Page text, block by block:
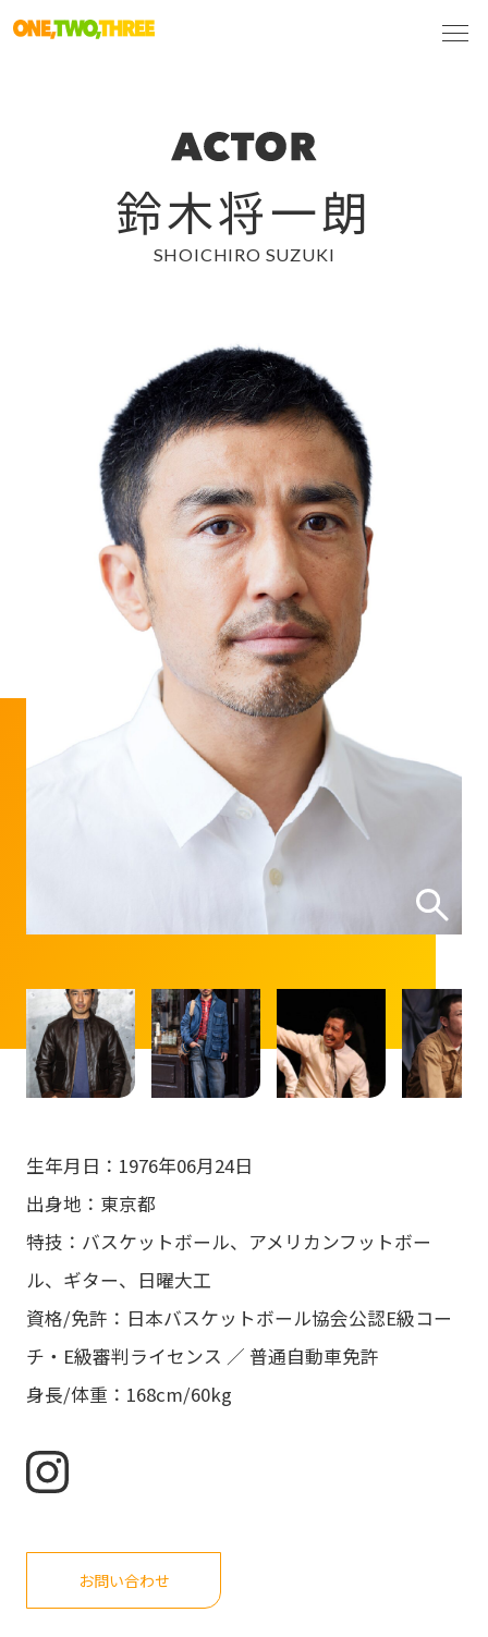
鈴木将一朗
SHOICHIRO SUZUKI
生年月日：1976年06月24日
出身地：東京都
特技：バスケットボール、アメリカンフットボー
ル、ギター、日曜大工
資格/免許：日本バスケットボール協会公認E級コー
チ・E級審判ライセンス ／ 普通自動車免許
身長/体重：168cm/60kg
お問い合わせ